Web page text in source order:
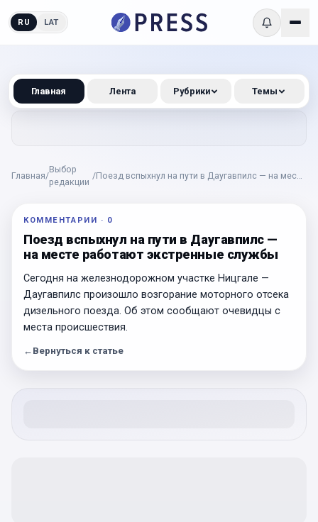
RU LAT
Главная/
Выбор
редакции
/Поезд вспыхнул на пути в Даугавпилс — на месте
КОММЕНТАРИИ · 0
Поезд вспыхнул на пути в Даугавпилс —
на месте работают экстренные службы
Сегодня на железнодорожном участке Ницгале —
Даугавпилс произошло возгорание моторного отсека
дизельного поезда. Об этом сообщают очевидцы с
места происшествия.
← Вернуться к статье
Главная Лента Рубрики Темы